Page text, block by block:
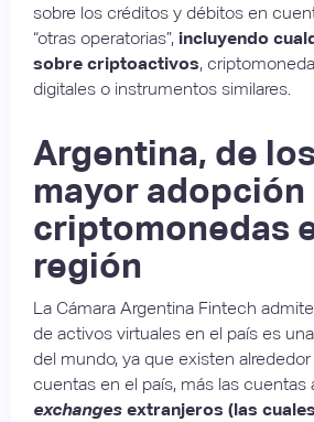
sobre los créditos y débitos en
“otras operatorias”, incluyendo
sobre criptoactivos,
digitales o instrumentos similares.
Argentina, de
mayor adopción
criptomonedas
región
La Cámara Argentina Fintech
de activos virtuales en el país es
del mundo, ya que existen
cuentas en el país, más las cuentas
exchanges extranjeros (las